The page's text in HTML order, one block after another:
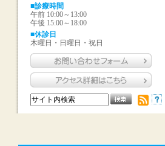
■診療時間
午前 10:00～13:00
午後 15:00～18:00
■休診日
木曜日・日曜日・祝日